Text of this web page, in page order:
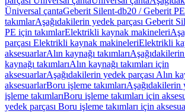
Üniversal çantaGeberit Silent-db20 / Geberit
takımlarAşağıdakilerin yedek parçası Geberit
PE için takımlarElektrikli kaynak makineleri
parçası Elektrikli kaynak makineleriElektrikli
aksesuarlarAlın kaynağı takımları
kaynağı takımlarıAlın kaynağı takımları için
aksesuarlarAşağıdakilerin yedek parçası Alın
aksesuarlarBoru işleme takımlarıAşağıdakilerin
işleme takımlarıBoru işleme takımları için
yedek parçası Boru işleme takımları için